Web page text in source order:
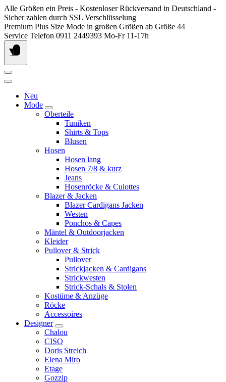
Springen
Sie
zum
Inhalt
Alle Größen ein Preis - Kostenloser Rückversand in Deutschland -
Sicher zahlen durch SSL Verschlüsselung
Premium Plus Size Mode in großen Größen ab Größe 44
Service Telefon 0911 2449393 Mo-Fr 11-17h
Neu
Mode
Oberteile
Tuniken
Shirts & Tops
Blusen
Hosen
Hosen lang
Hosen 7/8 & kurz
Jeans
Hosenröcke & Culottes
Blazer & Jacken
Blazer Cardigans Jacken
Westen
Ponchos & Capes
Mäntel & Outdoorjacken
Kleider
Pullover & Strick
Pullover
Strickjacken & Cardigans
Strickwesten
Strick-Schals & Stolen
Kostüme & Anzüge
Röcke
Accessoires
Designer
Chalou
CISO
Doris Streich
Elena Miro
Etage
Gozzip